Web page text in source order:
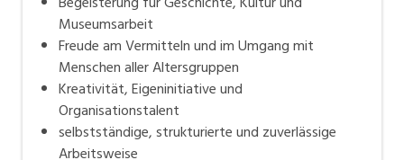
Museumsarbeit
Freude am Vermitteln und im Umgang mit
Menschen aller Altersgruppen
Kreativität, Eigeninitiative und
Organisationstalent
selbstständige, strukturierte und zuverlässige
Arbeitsweise